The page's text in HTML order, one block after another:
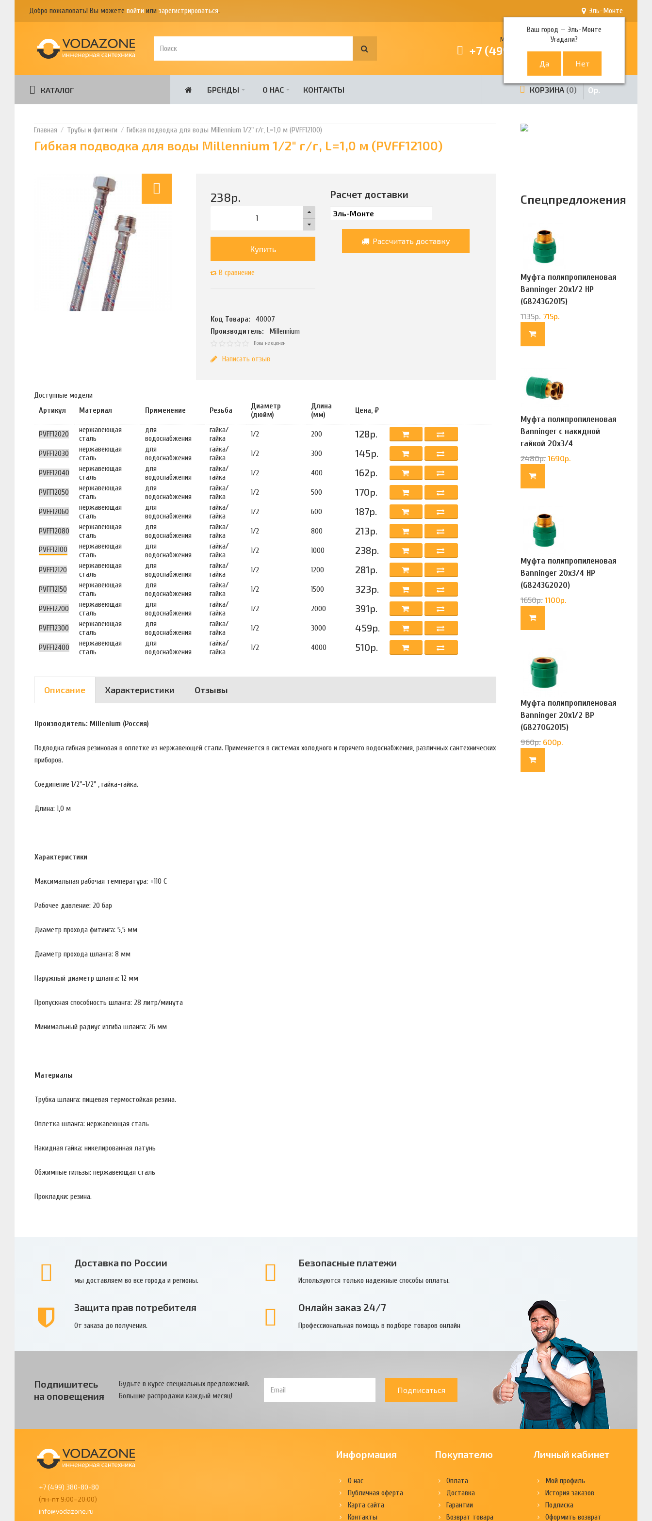
Добро пожаловать! Вы можете войти или зарегистрироваться. Эль-Монте
Ваш город —Эль-Монте
Угадали?
Многоканальный телефон
+7 (499) 380-80-80
КАТАЛОГ БРЕНДЫ О НАС КОНТАКТЫ КОРЗИНА 0 0р.
Трубы и фитинги Гибкая подводка для воды Millennium 1/2" г/г, L=1,0 м (PVFF12100)
Гибкая подводка для воды Millennium 1/2" г/г, L=1,0 м (PVFF12100)
238р.
Купить
В сравнение
Код Товара:
40007
Производитель:
Millennium
Пока не оценен
Написать отзыв
Расчет доставки
Рассчитать доставку
Доступные модели
Артикул
Материал Применение Резьба
Диаметр
(дюйм)
Длина
(мм)
Цена, ₽
PVFF12020
нержавеющая
сталь
для
водоснабжения
гайка/
гайка
1/2 200 128р.
PVFF12030
нержавеющая
сталь
для
водоснабжения
гайка/
гайка
1/2 300 145р.
PVFF12040
нержавеющая
сталь
для
водоснабжения
гайка/
гайка
1/2 400 162р.
PVFF12050
нержавеющая
сталь
для
водоснабжения
гайка/
гайка
1/2 500 170р.
PVFF12060
нержавеющая
сталь
для
водоснабжения
гайка/
гайка
1/2 600 187р.
PVFF12080
нержавеющая
сталь
для
водоснабжения
гайка/
гайка
1/2 800 213р.
PVFF12100
нержавеющая
сталь
для
водоснабжения
гайка/
гайка
1/2 1000 238р.
PVFF12120
нержавеющая
сталь
для
водоснабжения
гайка/
гайка
1/2 1200 281р.
PVFF12150
нержавеющая
сталь
для
водоснабжения
гайка/
гайка
1/2 1500 323р.
PVFF12200
нержавеющая
сталь
для
водоснабжения
гайка/
гайка
1/2 2000 391р.
PVFF12300
нержавеющая
сталь
для
водоснабжения
гайка/
гайка
1/2 3000 459р.
PVFF12400
нержавеющая
сталь
для
водоснабжения
гайка/
гайка
1/2 4000 510р.
Описание Характеристики Отзывы
Производитель: Millenium (Россия)
Подводка гибкая резиновая в оплетке из нержавеющей стали. Применяется в системах холодного и горячего водоснабжения, различных сантехнических
приборов.
Соединение 1/2"-1/2" , гайка-гайка.
Длина: 1,0 м
Характеристики
Максимальная рабочая температура: +110 С
Рабочее давление: 20 бар
Диаметр прохода фитинга: 5,5 мм
Диаметр прохода шланга: 8 мм
Наружный диаметр шланга: 12 мм
Пропускная способность шланга: 28 литр/минута
Минимальный радиус изгиба шланга: 26 мм
Материалы
Трубка шланга: пищевая термостойкая резина.
Оплетка шланга: нержавеющая сталь
Накидная гайка: никелированная латунь
Обжимные гильзы: нержавеющая сталь
Прокладки: резина.
Спецпредложения
Муфта полипропиленовая
Banninger 20х1/2 НР
(G8243G2015)
1135р. 715р.
Муфта полипропиленовая
Banninger с накидной
гайкой 20х3/4
(G83322020)
2480р. 1690р.
Муфта полипропиленовая
Banninger 20х3/4 НР
(G8243G2020)
1650р. 1100р.
Муфта полипропиленовая
Banninger 20х1/2 ВР
(G8270G2015)
960р. 600р.
Доставка по России
мы доставляем во все города и регионы.
Безопасные платежи
Используются только надежные способы оплаты.
Защита прав потребителя
От заказа до получения.
Онлайн заказ 24/7
Профессиональная помощь в подборе товаров онлайн
Подпишитесь
на оповещения
Будьте в курсе специальных предложений.
Большие распродажи каждый месяц!
Подписаться
+7 (499) 380-80-80
(пн-пт 9:00–20:00)
info@vodazone.ru
Информация
О нас
Публичная оферта
Карта сайта
Контакты
Покупателю
Оплата
Доставка
Гарантии
Возврат товара
Личный кабинет
Мой профиль
История заказов
Подписка
Оформить возврат